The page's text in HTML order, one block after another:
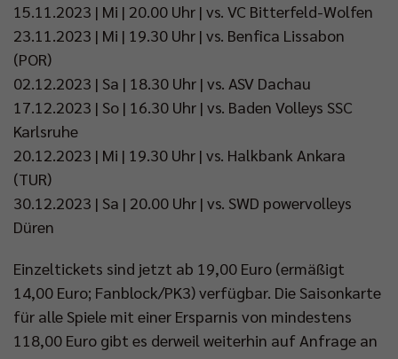
15.11.2023 | Mi | 20.00 Uhr | vs. VC Bitterfeld-Wolfen
23.11.2023 | Mi | 19.30 Uhr | vs. Benfica Lissabon
(POR)
02.12.2023 | Sa | 18.30 Uhr | vs. ASV Dachau
17.12.2023 | So | 16.30 Uhr | vs. Baden Volleys SSC
Karlsruhe
20.12.2023 | Mi | 19.30 Uhr | vs. Halkbank Ankara
(TUR)
30.12.2023 | Sa | 20.00 Uhr | vs. SWD powervolleys
Düren
Einzeltickets sind jetzt ab 19,00 Euro (ermäßigt
14,00 Euro; Fanblock/PK3) verfügbar. Die Saisonkarte
für alle Spiele mit einer Ersparnis von mindestens
118,00 Euro gibt es derweil weiterhin auf Anfrage an